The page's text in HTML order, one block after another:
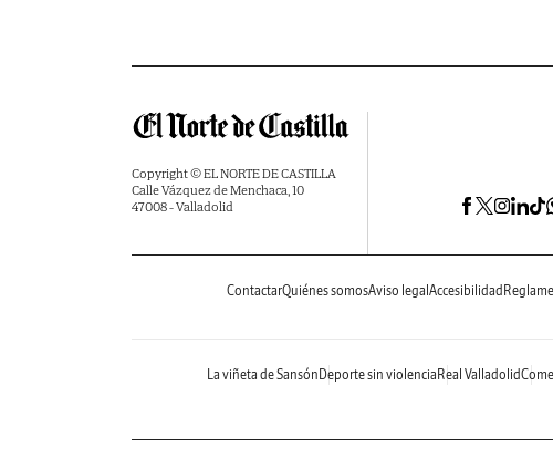
Copyright © EL NORTE DE CASTILLA
Calle Vázquez de Menchaca, 10
47008 - Valladolid
ContactarQuiénes somosAviso legal Accesibilidad
La viñeta de Sansón Deporte sin violencia Real Valladolid